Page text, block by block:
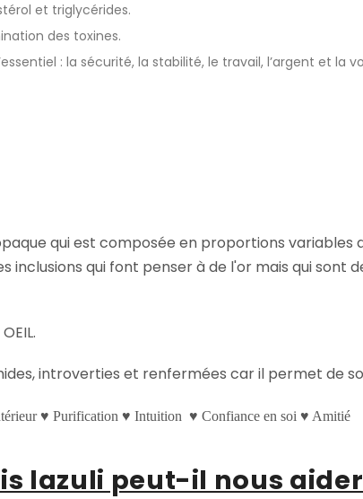
et triglycérides.
des toxines.
: la sécurité, la stabilité, le travail, l’argent et la
qui est composée en proportions
inclusions qui font penser à de l'or mais qui
introverties et renfermées car il permet de
♥ Purification ♥ Intuition ♥ Confiance en soi ♥ Amitié
lazuli peut-il nous